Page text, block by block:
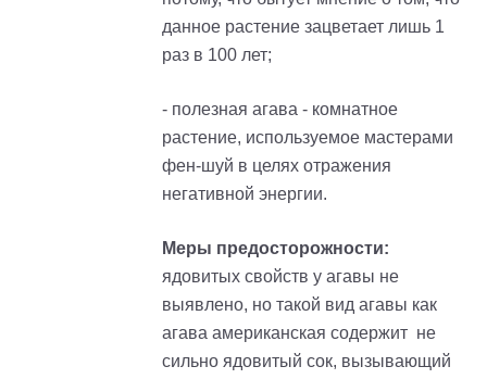
данное растение зацветает лишь 1
раз в 100 лет;
- полезная агава - комнатное
растение, используемое мастерами
фен-шуй в целях отражения
негативной энергии.
Меры предосторожности:
ядовитых свойств у агавы не
выявлено, но такой вид агавы как
агава американская содержит не
сильно ядовитый сок, вызывающий